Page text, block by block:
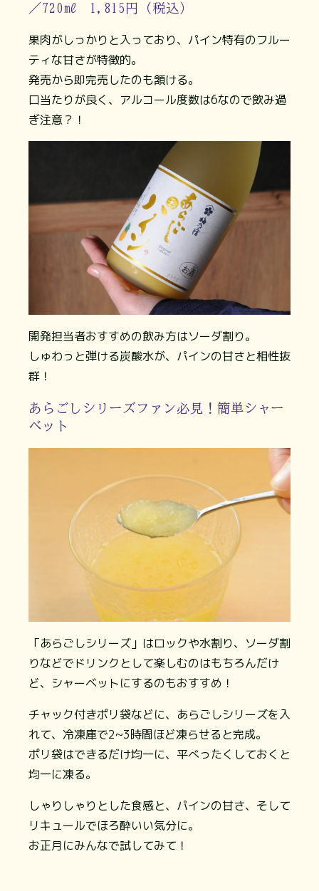
／720㎖ 1,815円（税込）
果肉がしっかりと入っており、パイン特有のフルー
ティな甘さが特徴的。
発売から即完売したのも頷ける。
口当たりが良く、アルコール度数は6なので飲み過
ぎ注意？！
開発担当者おすすめの飲み方はソーダ割り。
しゅわっと弾ける炭酸水が、パインの甘さと相性抜
群！
あらごしシリーズファン必見！簡単シャー
ベット
「あらごしシリーズ」はロックや水割り、ソーダ割
りなどでドリンクとして楽しむのはもちろんだけ
ど、シャーベットにするのもおすすめ！
チャック付きポリ袋などに、あらごしシリーズを入
れて、冷凍庫で2~3時間ほど凍らせると完成。
ポリ袋はできるだけ均一に、平べったくしておくと
均一に凍る。
しゃりしゃりとした食感と、パインの甘さ、そして
リキュールでほろ酔いい気分に。
お正月にみんなで試してみて！